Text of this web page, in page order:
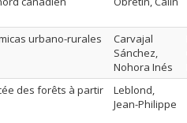
urbano-rurales
Carvajal
Sánchez,
Nohora Inés
des forêts à partir
Leblond,
Jean-Philippe